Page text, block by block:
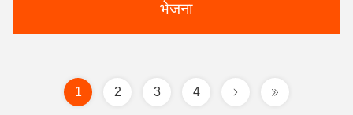
भेजना
1 2 3 4